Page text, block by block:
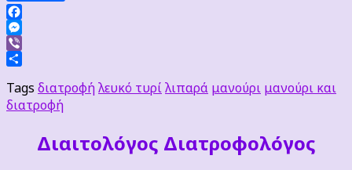
Facebook
Messenger
Viber
Tags διατροφήλευκό τυρίλιπαρά μανούρι μανούρι και
διατροφή
Διαιτoλόγος Διατροφολόγος